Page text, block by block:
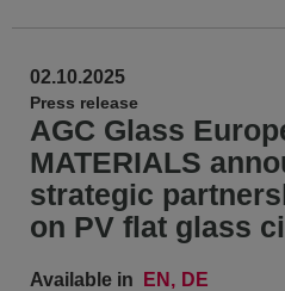
02.10.2025
Press release
AGC Glass
MATERIALS
strategic
on PV flat glass
Available in EN DE